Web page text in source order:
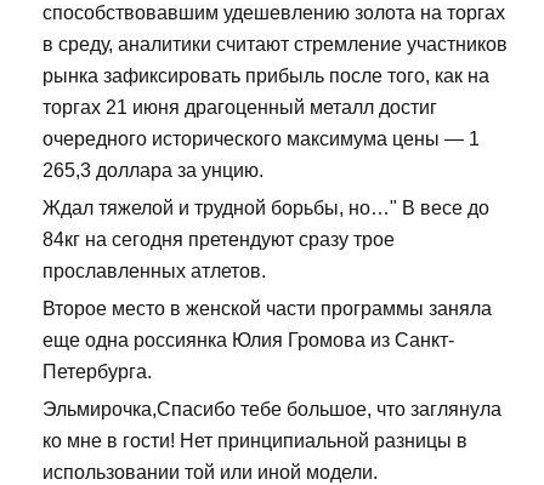
способствовавшим удешевлению золота на торгах
в среду, аналитики считают стремление участников
рынка зафиксировать прибыль после того, как на
торгах 21 июня драгоценный металл достиг
очередного исторического максимума цены — 1
265,3 доллара за унцию.
Ждал тяжелой и трудной борьбы, но…" В весе до
84кг на сегодня претендуют сразу трое
прославленных атлетов.
Второе место в женской части программы заняла
еще одна россиянка Юлия Громова из Санкт-
Петербурга.
Эльмирочка,Спасибо тебе большое, что заглянула
ко мне в гости! Нет принципиальной разницы в
использовании той или иной модели.